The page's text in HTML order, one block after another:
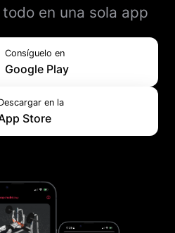
en una sola app
Consíguelo en
Google Play
en la
Store